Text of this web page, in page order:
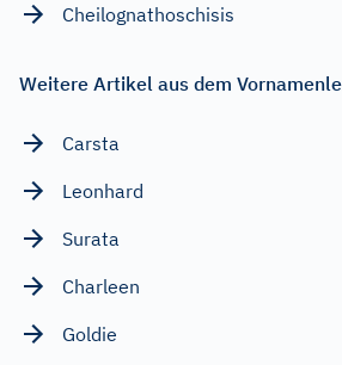
Cheilognathoschisis
Weitere Artikel aus dem
Carsta
Leonhard
Surata
Charleen
Goldie